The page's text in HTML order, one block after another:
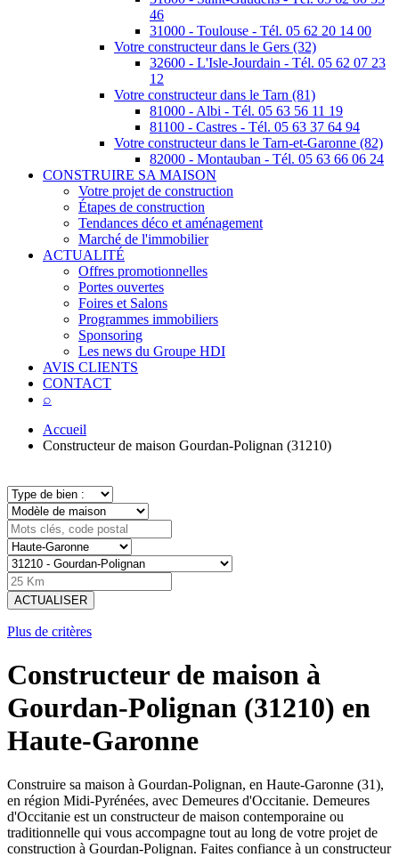
46
31000 - Toulouse - Tél. 05 62 20 14 00
Votre constructeur dans le Gers (32)
32600 - L'Isle-Jourdain - Tél. 05 62 07 23
12
Votre constructeur dans le Tarn (81)
81000 - Albi - Tél. 05 63 56 11 19
81100 - Castres - Tél. 05 63 37 64 94
Votre constructeur dans le Tarn-et-Garonne (82)
82000 - Montauban - Tél. 05 63 66 06 24
CONSTRUIRE SA MAISON
Votre projet de construction
Étapes de construction
Tendances déco et aménagement
Marché de l'immobilier
ACTUALITÉ
Offres promotionnelles
Portes ouvertes
Foires et Salons
Programmes immobiliers
Sponsoring
Les news du Groupe HDI
AVIS CLIENTS
CONTACT
⌕
Accueil
Constructeur de maison Gourdan-Polignan (31210)
ACTUALISER
Plus de critères
Constructeur de maison à
Gourdan-Polignan (31210) en
Haute-Garonne
Construire sa maison à Gourdan-Polignan, en Haute-Garonne (31),
en région Midi-Pyrénées, avec Demeures d'Occitanie. Demeures
d'Occitanie est un constructeur de maison contemporaine ou
traditionnelle qui vous accompagne tout au long de votre projet de
construction à Gourdan-Polignan. Faites confiance à un constructeur